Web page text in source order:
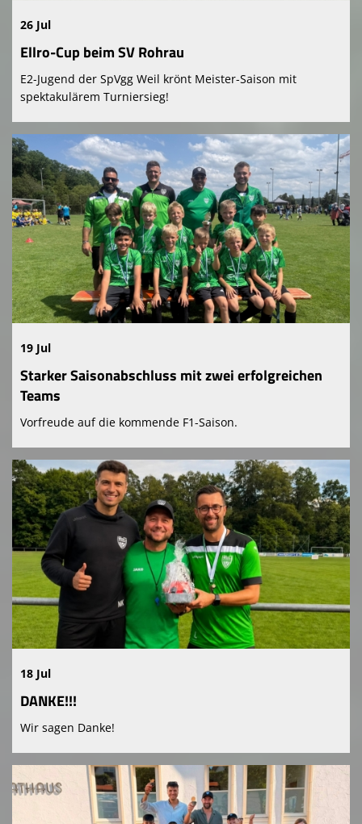
26 Jul
Ellro-Cup beim SV Rohrau
E2-Jugend der SpVgg Weil krönt Meister-Saison mit
spektakulärem Turniersieg!
19 Jul
Starker Saisonabschluss mit zwei erfolgreichen
Teams
Vorfreude auf die kommende F1-Saison.
18 Jul
DANKE!!!
Wir sagen Danke!